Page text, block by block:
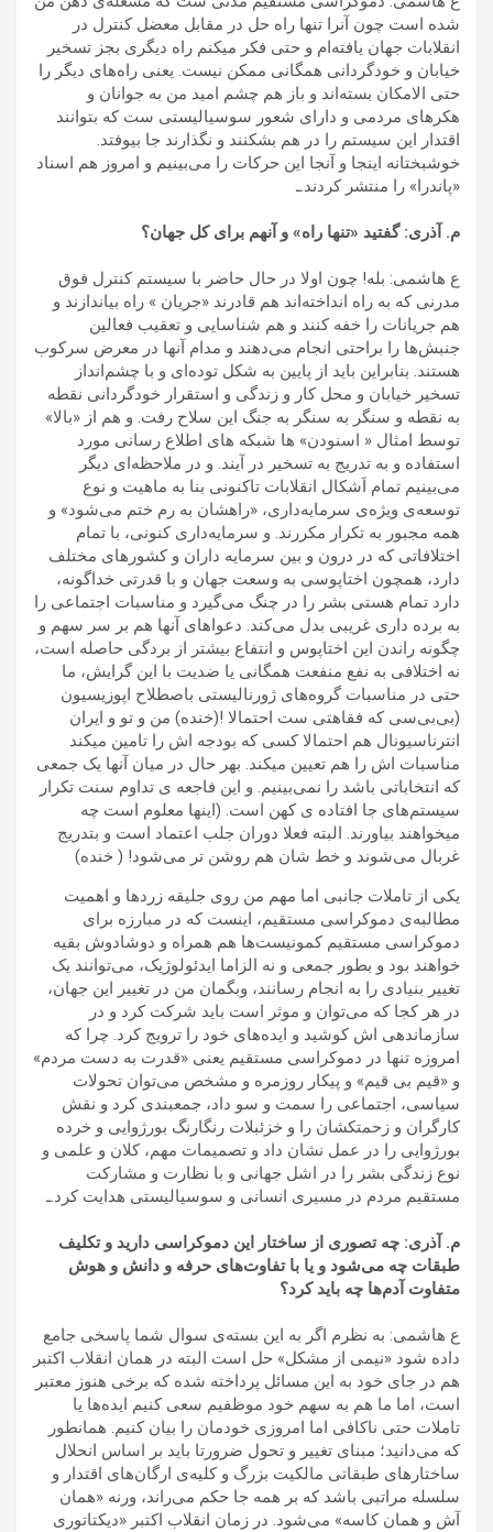
شده است چون آنرا تنها راه حل در مقابل معضل کنترل در
انقلابات جهان یافته‌ام و حتی فکر میکنم راه دیگری بجز تسخیر
خیابان و خودگردانی همگانی ممکن نیست. یعنی راه‌های دیگر را
حتی الامکان بسته‌اند و باز هم چشم امید من به جوانان و
هکرهای مردمی و دارای شعور سوسیالیستی ست که بتوانند
اقتدار این سیستم را در هم بشکنند و نگذارند جا بیوفتد.
خوشبختانه اینجا و آنجا این حرکات را می‌بینیم و امروز هم اسناد
«پاندرا» را منتشر کردند.ـ
م. آذری: گفتید «تنها راه» و آنهم برای کل جهان؟
ع هاشمی: بله! چون اولا در حال حاضر با سیستم کنترل فوق
مدرنی که به راه انداخته‌اند هم قادرند «جریان » راه بیاندازند و
هم جریانات را خفه کنند و هم شناسایی و تعقیب فعالین
جنبش‌ها را براحتی انجام می‌دهند و مدام آنها در معرض سرکوب
هستند. بنابراین باید از پایین به شکل توده‌ای و با چشم‌انداز
تسخیر خیابان و محل کار و زندگی و استقرار خودگردانی نقطه
به نقطه و سنگر به سنگر به جنگ این سلاح رفت. و هم از «بالا»
توسط امثال « اسنودن» ها شبکه های اطلاع رسانی مورد
استفاده و به تدریج به تسخیر در آیند. و در ملاحظه‌ای دیگر
می‌بینیم تمام اَشکال انقلابات تاکنونی بنا به ماهیت و نوع
توسعه‌ی ویژه‌ی سرمایه‌داری، «راهشان به رم ختم می‌شود» و
همه مجبور به تکرار مکررند. و سرمایه‌داری کنونی، با تمام
اختلافاتی که در درون و بین سرمایه داران و کشورهای مختلف
دارد، همچون اختاپوسی به وسعت جهان و با قدرتی خداگونه،
دارد تمام هستی بشر را در چنگ می‌گیرد و مناسبات اجتماعی را
به برده داری غریبی بدل می‌کند. دعواهای آنها هم بر سر سهم و
چگونه راندن این اختاپوس و انتفاع بیشتر از بردگی حاصله است،
نه اختلافی به نفع منفعت همگانی یا ضدیت با این گرایش، ما
حتی در مناسبات گروه‌های ژورنالیستی باصطلاح اپوزیسیون
(بی‌بی‌سی که فقاهتی ست احتمالا !(خنده) من و تو و ایران
انترناسیونال هم احتمالا کسی که بودجه اش را تامین میکند
مناسبات اش را هم تعیین میکند. بهر حال در میان آنها یک جمعی
که انتخاباتی باشد را نمی‌بینیم. و این فاجعه ی تداوم سنت تکرار
سیستم‌های جا افتاده ی کهن است. (اینها معلوم است چه
میخواهند بیاورند. البته فعلا دوران جلب اعتماد است و بتدریج
غربال می‌شوند و خط شان هم روشن تر می‌شود! ( خنده)
یکی از تاملات جانبی اما مهم من روی جلیقه زردها و اهمیت
مطالبه‌ی دموکراسی مستقیم، اینست که در مبارزه برای
دموکراسی مستقیم کمونیست‌ها هم همراه و دوشادوش بقیه
خواهند بود و بطور جمعی و نه الزاما ایدئولوژیک، می‌توانند یک
تغییر بنیادی را به انجام رسانند، وبگمان من در تغییر این جهان،
در هر کجا که می‌توان و موثر است باید شرکت کرد و در
سازماندهی اش کوشید و ایده‌های خود را ترویج کرد. چرا که
امروزه تنها در دموکراسی مستقیم یعنی «قدرت به دست مردم»
و «قیم بی قیم» و پیکار روزمره و مشخص می‌توان تحولات
سیاسی، اجتماعی را سمت و سو داد، جمعبندی کرد و نقش
کارگران و زحمتکشان را و خزئبلات رنگارنگ بورژوایی و خرده
بورژوایی را در عمل نشان داد و تصمیمات مهم، کلان و علمی و
نوع زندگی بشر را در اشل جهانی و با نظارت و مشارکت
مستقیم مردم در مسیری انسانی و سوسیالیستی هدایت کرد.ـ
م. آذری: چه تصوری از ساختار این دموکراسی دارید و تکلیف
طبقات چه می‌شود و یا با تفاوت‌های حرفه و دانش و هوش
متفاوت آدم‌ها چه باید کرد؟
ع هاشمی: به نظرم اگر به این بسته‌ی سوال شما پاسخی جامع
داده شود «نیمی از مشکل» حل است البته در همان انقلاب اکتبر
هم در جای خود به این مسائل پرداخته شده که برخی هنوز معتبر
است، اما ما هم به سهم خود موظفیم سعی کنیم ایده‌ها یا
تاملات حتی ناکافی اما امروزی خودمان را بیان کنیم. همانطور
که می‌دانید؛ مبنای تغییر و تحول ضرورتا باید بر اساس انحلال
ساختارهای طبقاتی مالکیت بزرگ و کلیه‌ی ارگان‌های اقتدار و
سلسله مراتبی باشد که بر همه جا حکم می‌راند، ورنه «همان
آش و همان کاسه» می‌شود. در زمان انقلاب اکتبر «دیکتاتوری